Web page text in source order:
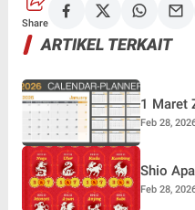
Share
ARTIKEL TERKAIT
1 Maret
Feb 28,
Shio
Feb 28,